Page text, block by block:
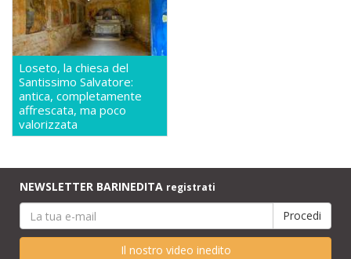
Loseto, la chiesa del
Santissimo Salvatore:
antica, completamente
affrescata, ma poco
valorizzata
NEWSLETTER BARINEDITA registrati
Il nostro video inedito